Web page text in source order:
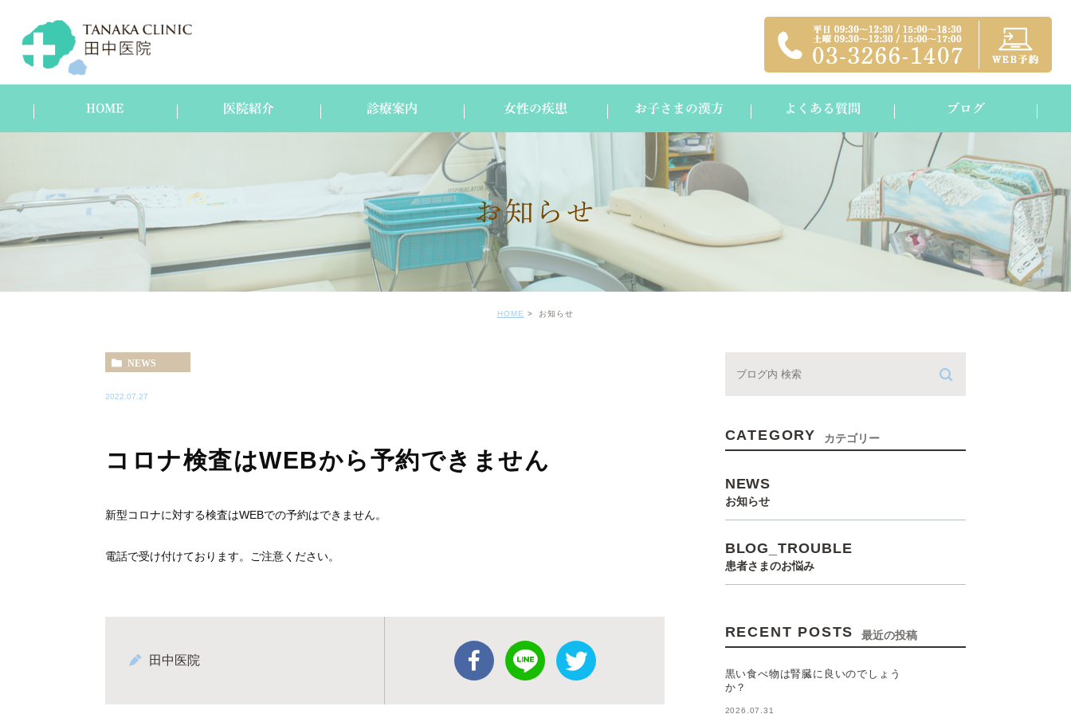
HOME 医院紹介
スタッフ紹介
診療案内 女性の疾患 お子さまの漢方 よくある質問 ブログ
お知らせ
HOME お知らせ
NEWS
2022.07.27
コロナ検査はWEBから予約できません
新型コロナに対する検査はWEBでの予約はできません。
電話で受け付けております。ご注意ください。
田中医院
CATEGORY カテゴリー
NEWS
お知らせ
BLOG_TROUBLE
患者さまのお悩み
RECENT POSTS 最近の投稿
黒い食べ物は腎臓に良いのでしょう
か？
2026.07.31